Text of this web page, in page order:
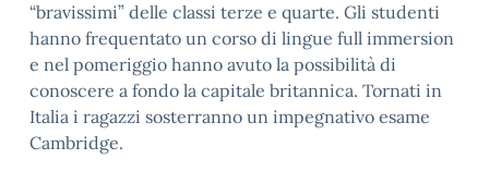
“bravissimi” delle classi terze e quarte. Gli studenti
hanno frequentato un corso di lingue full immersion
e nel pomeriggio hanno avuto la possibilità di
conoscere a fondo la capitale britannica. Tornati in
Italia i ragazzi sosterranno un impegnativo esame
Cambridge.